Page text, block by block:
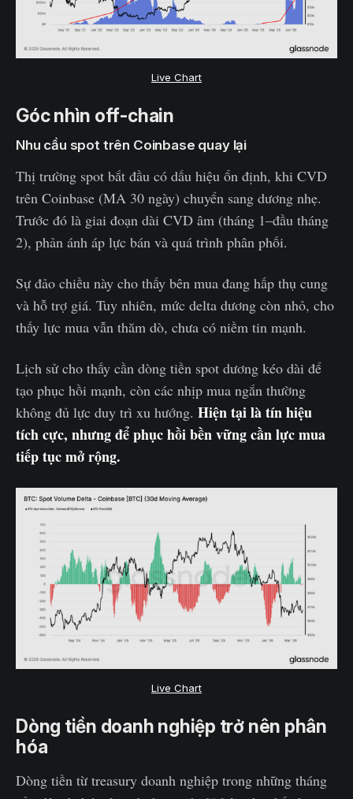
Live Chart
Góc nhìn off-chain
Nhu cầu spot trên Coinbase quay lại
Thị trường spot bắt đầu có dấu hiệu ổn định, khi CVD
trên Coinbase (MA 30 ngày) chuyển sang dương nhẹ.
Trước đó là giai đoạn dài CVD âm (tháng 1–đầu tháng
2), phản ánh áp lực bán và quá trình phân phối.
Sự đảo chiều này cho thấy bên mua đang hấp thụ cung
và hỗ trợ giá. Tuy nhiên, mức delta dương còn nhỏ, cho
thấy lực mua vẫn thăm dò, chưa có niềm tin mạnh.
Lịch sử cho thấy cần dòng tiền spot dương kéo dài để
tạo phục hồi mạnh, còn các nhịp mua ngắn thường
không đủ lực duy trì xu hướng. Hiện tại là tín hiệu
tích cực, nhưng để phục hồi bền vững cần lực mua
tiếp tục mở rộng.
Live Chart
Dòng tiền doanh nghiệp trở nên phân
hóa
Dòng tiền từ treasury doanh nghiệp trong những tháng